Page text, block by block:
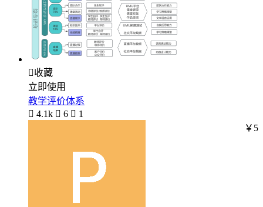
收藏
立即使用
教学评价体系
 4.1k  6  1
￥5